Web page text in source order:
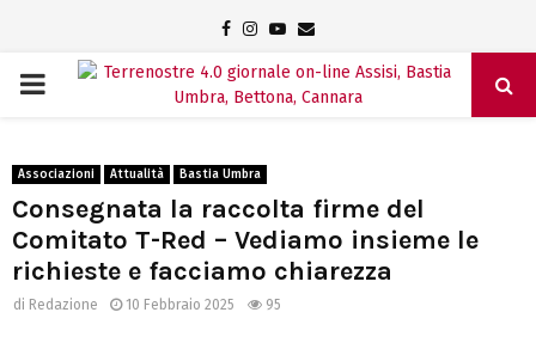
Facebook
Instagram
Youtube
Email
PRIMARY
Associazioni Attualità Bastia Umbra
Consegnata la raccolta firme del
Comitato T-Red – Vediamo insieme le
richieste e facciamo chiarezza
di Redazione 10 Febbraio 2025 95